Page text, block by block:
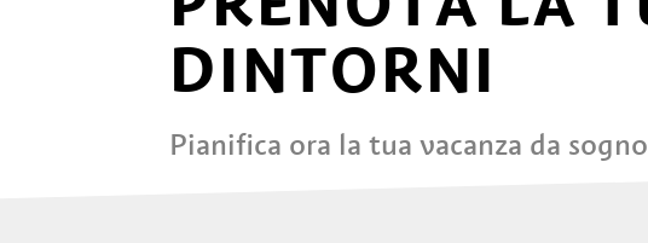
DINTORNI
Pianifica ora la tua vacanza da sogno